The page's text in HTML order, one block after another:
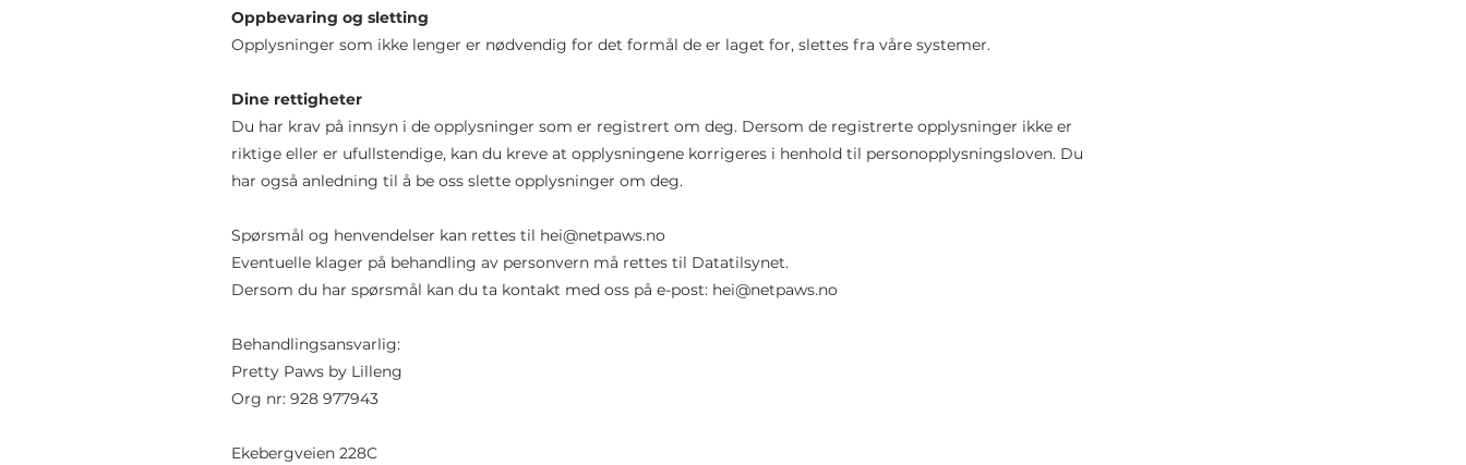
Oppbevaring og sletting
Opplysninger som ikke lenger er nødvendig for det formål de er laget for, slettes fra våre systemer.
Dine rettigheter
Du har krav på innsyn i de opplysninger som er registrert om deg. Dersom de registrerte opplysninger ikke er
riktige eller er ufullstendige, kan du kreve at opplysningene korrigeres i henhold til personopplysningsloven. Du
har også anledning til å be oss slette opplysninger om deg.
Spørsmål og henvendelser kan rettes til hei@netpaws.no
Eventuelle klager på behandling av personvern må rettes til Datatilsynet.
Dersom du har spørsmål kan du ta kontakt med oss på e-post: hei@netpaws.no
Behandlingsansvarlig:
Pretty Paws by Lilleng
Org nr: 928 977943
Ekebergveien 228C